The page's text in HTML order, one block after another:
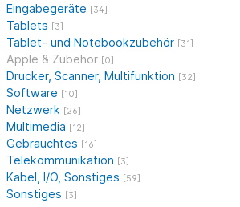
Eingabegeräte [34]
Tablets [3]
Tablet- und Notebookzubehör [31]
Apple & Zubehör [0]
Drucker, Scanner, Multifunktion [32]
Software [10]
Netzwerk [26]
Multimedia [12]
Gebrauchtes [16]
Telekommunikation [3]
Kabel, I/O, Sonstiges [59]
Sonstiges [3]